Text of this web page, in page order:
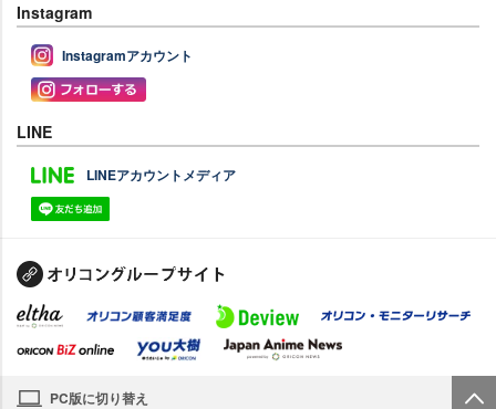
Instagram
Instagramアカウント
LINE
LINEアカウントメディア
PC版に切り替え